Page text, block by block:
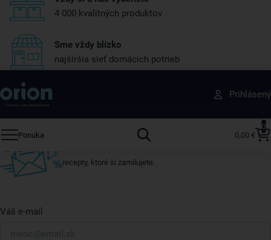
4 000 kvalitných produktov
Sme vždy blízko
najširšia sieť domácich potrieb
Prihlásený
Ponuka
0
0,00 €
Získajte rady, recepty a tipy na zľavy skôr ako
ktokoľvek iný
Prihláste sa k odberu nášho newslettera.
recepty, ktoré si zamilujete.
Váš e-mail